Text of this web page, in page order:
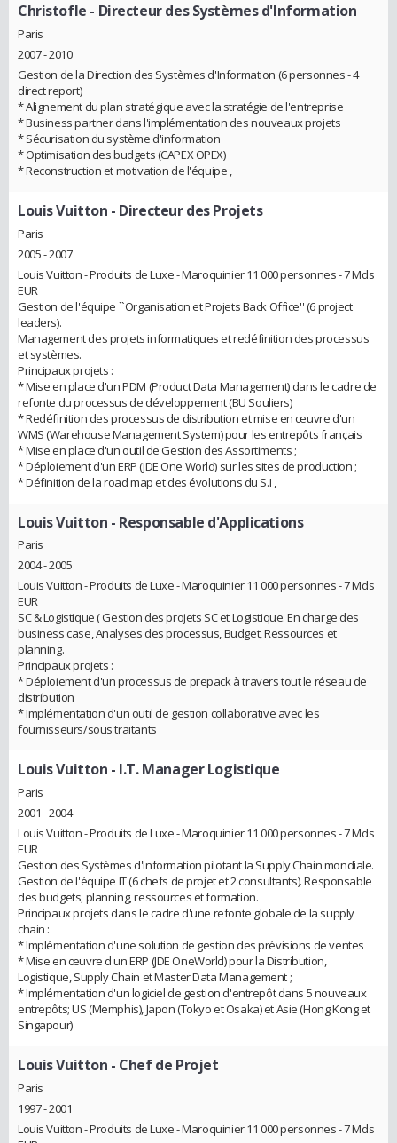
Christofle - Directeur des Systèmes d'Information
Paris
2007 - 2010
Gestion de la Direction des Systèmes d'Information (6 personnes - 4
direct report)
* Alignement du plan stratégique avec la stratégie de l'entreprise
* Business partner dans l'implémentation des nouveaux projets
* Sécurisation du système d'information
* Optimisation des budgets (CAPEX OPEX)
* Reconstruction et motivation de l'équipe ,
Louis Vuitton - Directeur des Projets
Paris
2005 - 2007
Louis Vuitton - Produits de Luxe - Maroquinier 11 000 personnes - 7 Mds
EUR
Gestion de l'équipe ``Organisation et Projets Back Office'' (6 project
leaders).
Management des projets informatiques et redéfinition des processus
et systèmes.
Principaux projets :
* Mise en place d'un PDM (Product Data Management) dans le cadre de
refonte du processus de développement (BU Souliers)
* Redéfinition des processus de distribution et mise en œuvre d'un
WMS (Warehouse Management System) pour les entrepôts français
* Mise en place d'un outil de Gestion des Assortiments ;
* Déploiement d'un ERP (JDE One World) sur les sites de production ;
* Définition de la road map et des évolutions du S.I ,
Louis Vuitton - Responsable d'Applications
Paris
2004 - 2005
Louis Vuitton - Produits de Luxe - Maroquinier 11 000 personnes - 7 Mds
EUR
SC & Logistique ( Gestion des projets SC et Logistique. En charge des
business case, Analyses des processus, Budget, Ressources et
planning.
Principaux projets :
* Déploiement d'un processus de prepack à travers tout le réseau de
distribution
* Implémentation d'un outil de gestion collaborative avec les
fournisseurs/sous traitants
Louis Vuitton - I.T. Manager Logistique
Paris
2001 - 2004
Louis Vuitton - Produits de Luxe - Maroquinier 11 000 personnes - 7 Mds
EUR
Gestion des Systèmes d'Information pilotant la Supply Chain mondiale.
Gestion de l'équipe IT (6 chefs de projet et 2 consultants). Responsable
des budgets, planning, ressources et formation.
Principaux projets dans le cadre d'une refonte globale de la supply
chain :
* Implémentation d'une solution de gestion des prévisions de ventes
* Mise en œuvre d'un ERP (JDE OneWorld) pour la Distribution,
Logistique, Supply Chain et Master Data Management ;
* Implémentation d'un logiciel de gestion d'entrepôt dans 5 nouveaux
entrepôts; US (Memphis), Japon (Tokyo et Osaka) et Asie (Hong Kong et
Singapour)
Louis Vuitton - Chef de Projet
Paris
1997 - 2001
Louis Vuitton - Produits de Luxe - Maroquinier 11 000 personnes - 7 Mds